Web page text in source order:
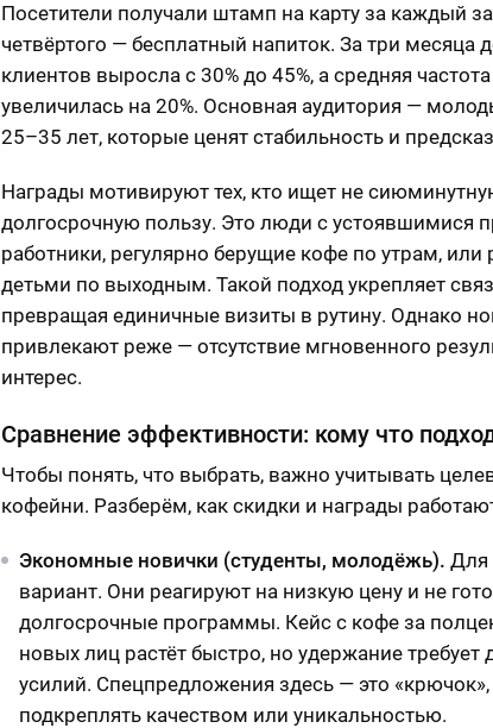
Посетители получали штамп на карту за каждый
четвёртого — бесплатный напиток. За три месяца
клиентов выросла с 30% до 45%, а средняя
увеличилась на 20%. Основная аудитория —
25–35 лет, которые ценят стабильность и
Награды мотивируют тех, кто ищет не
долгосрочную пользу. Это люди с устоявшимися
работники, регулярно берущие кофе по утрам, или
детьми по выходным. Такой подход укрепляет
превращая единичные визиты в рутину. Однако
привлекают реже — отсутствие мгновенного
интерес.
Сравнение эффективности: кому что
Чтобы понять, что выбрать, важно учитывать
кофейни. Разберём, как скидки и награды
Экономные новички (студенты, молодёжь). Для
вариант. Они реагируют на низкую цену и не
долгосрочные программы. Кейс с кофе за
новых лиц растёт быстро, но удержание требует
усилий. Спецпредложения здесь — это
подкреплять качеством или уникальностью.